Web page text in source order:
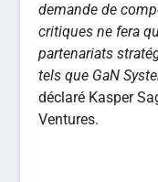
demande de
critiques ne fera
partenariats
tels que GaN
déclaré Kasper
Ventures.